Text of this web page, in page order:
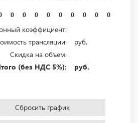
0 0 0 0 0 0 0 0 0
коэффициент:
трансляции:
руб.
Скидка на объем:
(без НДС 5%):
руб.
Сбросить график